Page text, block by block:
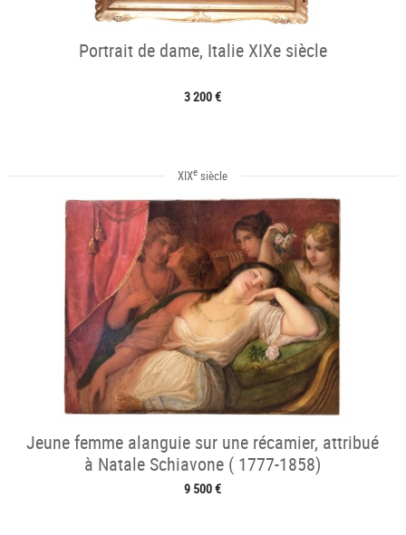
Portrait de dame, Italie XIXe siècle
3 200 €
XIXe siècle
Jeune femme alanguie sur une récamier, attribué
à Natale Schiavone ( 1777-1858)
9 500 €